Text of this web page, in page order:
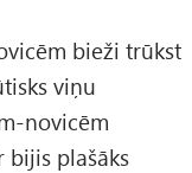
bieži trūkst
viņu
novicēm
bijis plašāks